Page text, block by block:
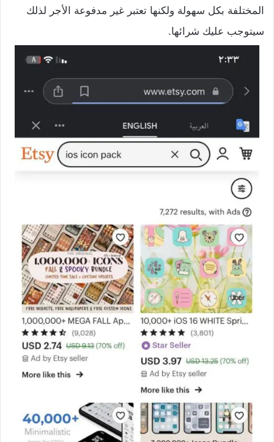
المختلفة بكل سهولة ولكنها تعتبر غير مدفوعة الأجر لذلك
سيتوجب عليك شرائها.